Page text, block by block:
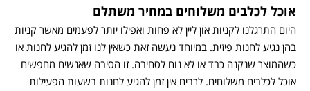
אוכל לכלבים משלוחים במחיר משתלם
היום התרגלנו לקניות און ליין לא פחות ואפילו יותר לפעמים מאשר קניות
בהן נגיע לחנות פיזית. במיוחד נעשה זאת כשאין לנו זמן להגיע לחנות או
כשהמוצר שנקנה כבד או לא נוח לסחיבה. זו הסיבה שאנשים מחפשים
אוכל לכלבים משלוחים. לרבים אין זמן להגיע לחנות בשעות הפעילות